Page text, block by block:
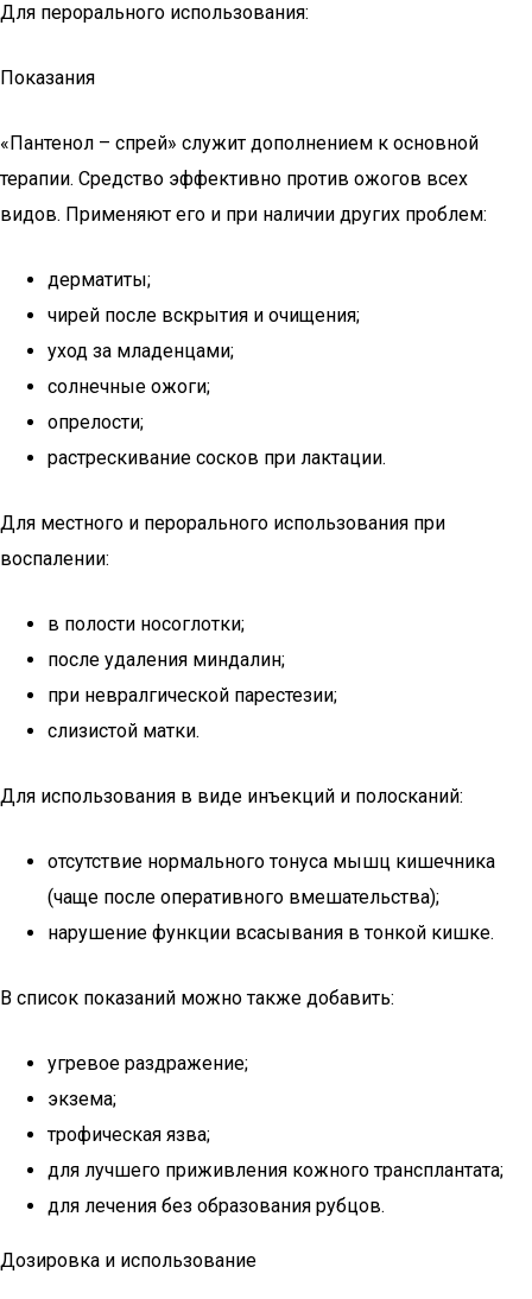
Для перорального использования:
Показания
«Пантенол – спрей» служит дополнением к основной
терапии. Средство эффективно против ожогов всех
видов. Применяют его и при наличии других проблем:
дерматиты;
чирей после вскрытия и очищения;
уход за младенцами;
солнечные ожоги;
опрелости;
растрескивание сосков при лактации.
Для местного и перорального использования при
воспалении:
в полости носоглотки;
после удаления миндалин;
при невралгической парестезии;
слизистой матки.
Для использования в виде инъекций и полосканий:
отсутствие нормального тонуса мышц кишечника
(чаще после оперативного вмешательства);
нарушение функции всасывания в тонкой кишке.
В список показаний можно также добавить:
угревое раздражение;
экзема;
трофическая язва;
для лучшего приживления кожного трансплантата;
для лечения без образования рубцов.
Дозировка и использование